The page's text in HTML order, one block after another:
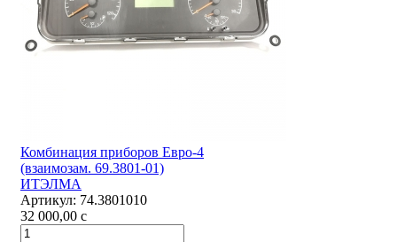
Комбинация приборов Евро-4
(взаимозам. 69.3801-01)
ИТЭЛМА
Артикул: 74.3801010
32 000,00 c